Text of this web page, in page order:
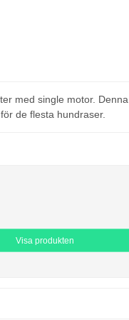
med single motor. Denna
de flesta hundraser.
Visa produkten